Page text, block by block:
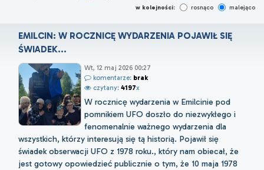
w kolejności:
rosnąco malejąco
EMILCIN: W ROCZNICĘ WYDARZENIA POJAWIŁ SIĘ
ŚWIADEK...
Wt, 12 maj 2026 00:27
komentarze: brak
czytany: 4197x
W rocznicę wydarzenia w Emilcinie pod
pomnikiem UFO doszło do niezwykłego i
fenomenalnie ważnego wydarzenia dla
wszystkich, którzy interesują się tą historią. Pojawił się
świadek obserwacji UFO z 1978 roku., który nam obiecał, że
jest gotowy opowiedzieć publicznie o tym, że 10 maja 1978